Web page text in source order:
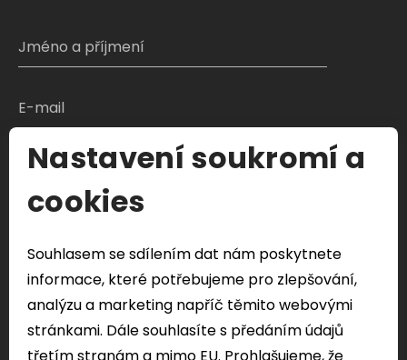
S čím Vám můžeme pomoci?
Odeslat formulář
Veškeré Vaše osobní údaje odeslány přes tento
formulář budou použity pouze k řešení vašeho
dotazu.
Nastavení soukromí a
cookies
Souhlasem se sdílením dat nám poskytnete
informace, které potřebujeme pro zlepšování,
analýzu a marketing napříč těmito webovými
stránkami. Dále souhlasíte s předáním údajů